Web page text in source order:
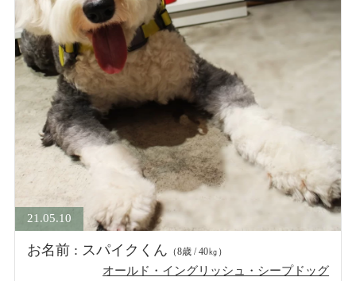
21.05.10
お名前 : スパイクくん （8歳 / 40㎏）
オールド・イングリッシュ・シープドッグ